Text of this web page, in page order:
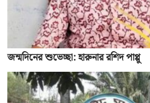
জন্মদিনের শুভেচ্ছা: হারুনার রশিদ পাপ্পু